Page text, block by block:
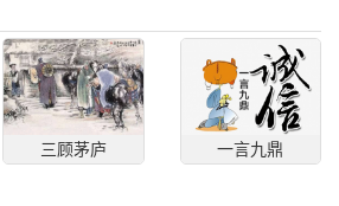
三顾茅庐 一言九鼎